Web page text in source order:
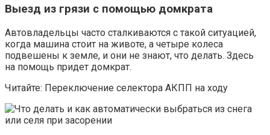
Выезд из грязи с помощью домкрата
Автовладельцы часто сталкиваются с такой ситуацией,
когда машина стоит на животе, а четыре колеса
подвешены к земле, и они не знают, что делать. Здесь
на помощь придет домкрат.
Читайте: Переключение селектора АКПП на ходу